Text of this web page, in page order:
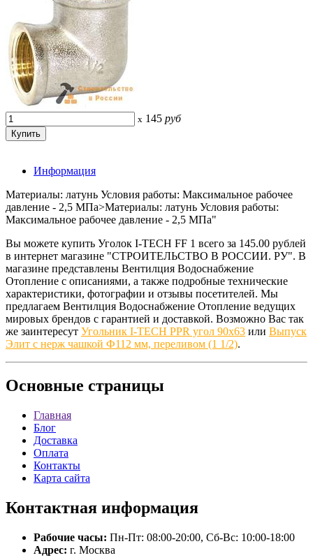
x 145 руб
Информация
Материалы: латунь Условия работы: Максимальное рабочее
давление - 2,5 МПа>Материалы: латунь Условия работы:
Максимальное рабочее давление - 2,5 МПа"
Вы можете купить Уголок I-TECH FF 1 всего за 145.00 рублей
в интернет магазине "СТРОИТЕЛЬСТВО В РОССИИ. РУ". В
магазине представлены Вентилция Водоснабжение
Отопление с описаниями, а также подробные технические
характеристики, фотографии и отзывы посетителей. Мы
предлагаем Вентилция Водоснабжение Отопление ведущих
мировых брендов с гарантией и доставкой. Возможно Вас так
же заинтересут Угольник I-TECH PPR угол 90x63 или Выпуск
Элит с нерж чашкой Ф112 мм, переливом (1 1/2).
Основные страницы
Главная
Блог
Доставка
Оплата
Контакты
Карта сайта
Контактная информация
Рабочие часы: Пн-Пт: 08:00-20:00, Сб-Вс: 10:00-18:00
Адрес: г. Москва